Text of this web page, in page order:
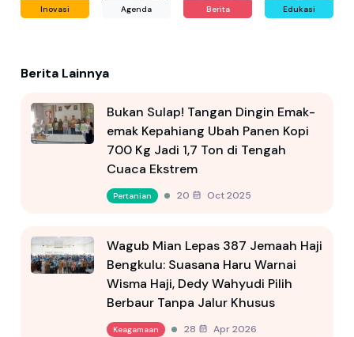
Inovasi Agenda Berita Edukasi
Berita Lainnya
Bukan Sulap! Tangan Dingin Emak-
emak Kepahiang Ubah Panen Kopi
700 Kg Jadi 1,7 Ton di Tengah
Cuaca Ekstrem
Pertanian 20 Oct 2025
Wagub Mian Lepas 387 Jemaah Haji
Bengkulu: Suasana Haru Warnai
Wisma Haji, Dedy Wahyudi Pilih
Berbaur Tanpa Jalur Khusus
Keagamaan 28 Apr 2026